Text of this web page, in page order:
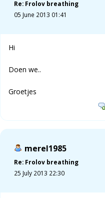
Re: Frolov breathing
05 June 2013 01:41
Hi
Doen we..
Groetjes
merel1985
Re: Frolov breathing
25 July 2013 22:30